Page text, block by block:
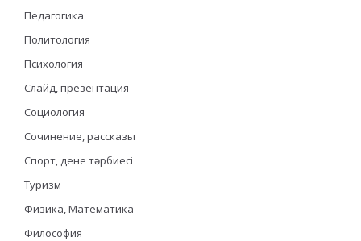
Педагогика
Политология
Психология
Слайд, презентация
Социология
Сочинение, рассказы
Спорт, дене тәрбиесі
Туризм
Физика, Математика
Философия